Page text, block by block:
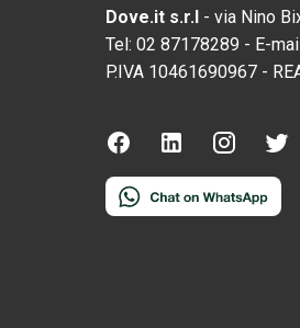
Dove.it s.r.l - via Nino
Tel: 02 87178289 - E-
P.IVA 10461690967 -